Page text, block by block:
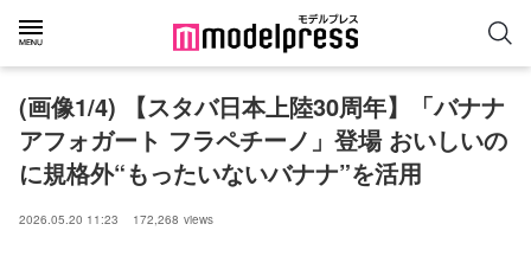
(画像1/4) 【スタバ日本上陸30周年】「バナナ
アフォガート フラペチーノ」登場 おいしいの
に規格外“もったいないバナナ”を活用
2026.05.20 11:23 172,268 views